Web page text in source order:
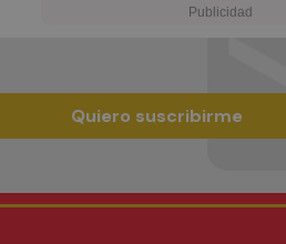
Quiero suscribirme